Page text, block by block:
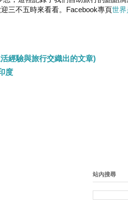
三不五時來看看。Facebook專頁世界
經驗與旅行交織出的文章)
度
站內搜尋